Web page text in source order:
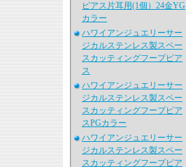
ピアス片耳用(1個）24金YG
カラー
ハワイアンジュエリーサー
ジカルステンレス製スペー
スカッティングフープピア
ス
ハワイアンジュエリーサー
ジカルステンレス製スペー
スカッティングフープピア
スPGカラー
ハワイアンジュエリーサー
ジカルステンレス製スペー
スカッティングフープピア